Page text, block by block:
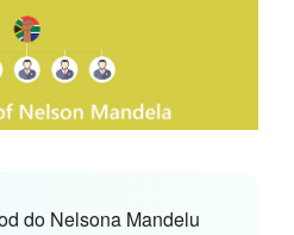
do Nelsona Mandelu